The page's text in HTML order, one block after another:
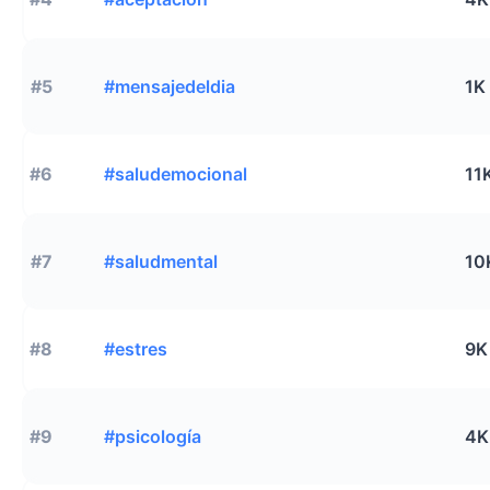
#5 #mensajedeldia 1K
#6 #saludemocional
#7 #saludmental
#8 #estres 9K
#9 #psicología 4K